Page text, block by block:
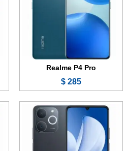
Realme P4 Pro
285 $
الرام:4 أو 6 جيجابايت
الكاميرا:13 + 0.3 ميجابكسل
المعالج:
6300 مللي أمبير - 15 واط
الشاشة:
الذاكرة:
الرام: 8 أو 12 جيجابايت